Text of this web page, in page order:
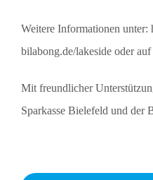
Weitere Informationen
bilabong.de/lakeside oder
Mit freundlicher
Sparkasse Bielefeld und der